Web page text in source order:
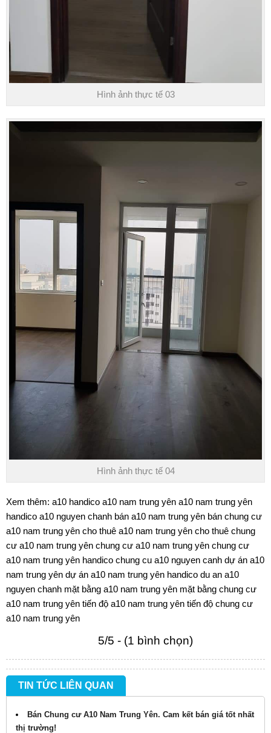
Hình ảnh thực tế 03
Hình ảnh thực tế 04
Xem thêm: a10 handico a10 nam trung yên a10 nam trung yên
handico a10 nguyen chanh bán a10 nam trung yên bán chung cư
a10 nam trung yên cho thuê a10 nam trung yên cho thuê chung
cư a10 nam trung yên chung cư a10 nam trung yên chung cư
a10 nam trung yên handico chung cu a10 nguyen canh dự án a10
nam trung yên dự án a10 nam trung yên handico du an a10
nguyen chanh mặt bằng a10 nam trung yên mặt bằng chung cư
a10 nam trung yên tiến độ a10 nam trung yên tiến độ chung cư
a10 nam trung yên
5/5 - (1 bình chọn)
TIN TỨC LIÊN QUAN
Bán Chung cư A10 Nam Trung Yên. Cam kết bán giá tốt nhất
thị trường!